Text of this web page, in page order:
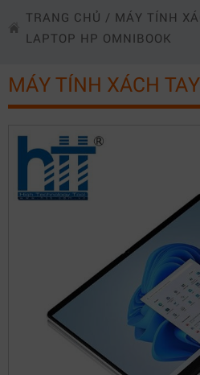
TRANG CHỦ / MÁY TÍNH
LAPTOP HP OMNIBOOK
MÁY TÍNH XÁCH